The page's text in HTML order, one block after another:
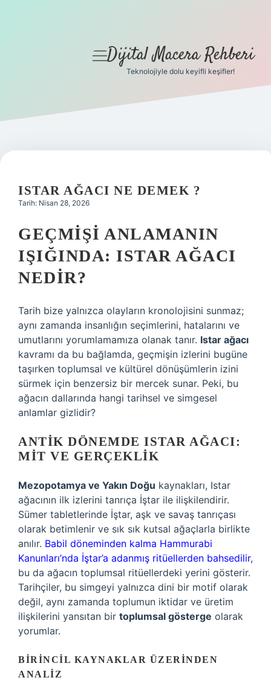
Gizlilik Politikası
Yasal Uyarı
menüyü
Dijital Macera Rehberi
Teknolojiyle dolu keyifli keşifler!
ISTAR AĞACI NE DEMEK ?
Tarih: Nisan 28, 2026
GEÇMIŞI ANLAMANIN
IŞIĞINDA: ISTAR AĞACI
NEDIR?
Tarih bize yalnızca olayların kronolojisini sunmaz;
aynı zamanda insanlığın seçimlerini, hatalarını ve
umutlarını yorumlamamıza olanak tanır. Istar ağacı
kavramı da bu bağlamda, geçmişin izlerini bugüne
taşırken toplumsal ve kültürel dönüşümlerin izini
sürmek için benzersiz bir mercek sunar. Peki, bu
ağacın dallarında hangi tarihsel ve simgesel
anlamlar gizlidir?
ANTIK DÖNEMDE ISTAR AĞACI:
MIT VE GERÇEKLIK
Mezopotamya ve Yakın Doğu kaynakları, Istar
ağacının ilk izlerini tanrıça İştar ile ilişkilendirir.
Sümer tabletlerinde İştar, aşk ve savaş tanrıçası
olarak betimlenir ve sık sık kutsal ağaçlarla birlikte
anılır. Babil döneminden kalma Hammurabi
Kanunları’nda İştar’a adanmış ritüellerden bahsedilir,
bu da ağacın toplumsal ritüellerdeki yerini gösterir.
Tarihçiler, bu simgeyi yalnızca dini bir motif olarak
değil, aynı zamanda toplumun iktidar ve üretim
ilişkilerini yansıtan bir toplumsal gösterge olarak
yorumlar.
BIRINCIL KAYNAKLAR ÜZERINDEN
ANALIZ